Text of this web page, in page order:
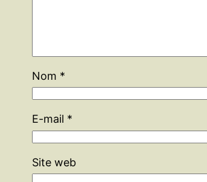
Nom *
E-mail *
Site web